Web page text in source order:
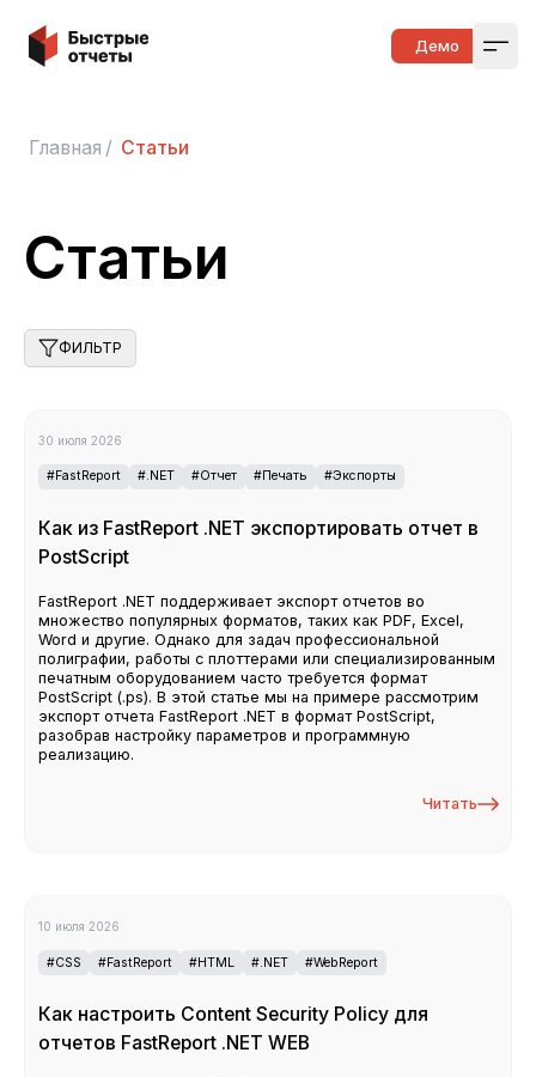
Быстрые отчеты Демо
Главная / Статьи
Статьи
ФИЛЬТР
30 июля 2026
#FastReport #.NET #Отчет #Печать #Экспорты
Как из FastReport .NET экспортировать отчет в
PostScript
FastReport .NET поддерживает экспорт отчетов во
множество популярных форматов, таких как PDF, Excel,
Word и другие. Однако для задач профессиональной
полиграфии, работы с плоттерами или специализированным
печатным оборудованием часто требуется формат
PostScript (.ps). В этой статье мы на примере рассмотрим
экспорт отчета FastReport .NET в формат PostScript,
разобрав настройку параметров и программную
реализацию.
Читать
10 июля 2026
#CSS #FastReport #HTML #.NET #WebReport
Как настроить Content Security Policy для
отчетов FastReport .NET WEB